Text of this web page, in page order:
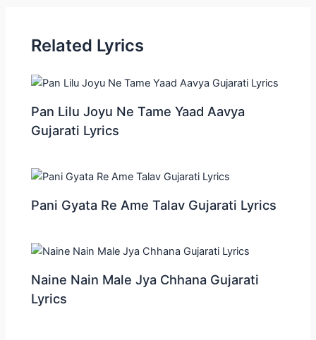
Related Lyrics
Pan Lilu Joyu Ne Tame Yaad Aavya
Gujarati Lyrics
Pani Gyata Re Ame Talav Gujarati Lyrics
Naine Nain Male Jya Chhana Gujarati
Lyrics